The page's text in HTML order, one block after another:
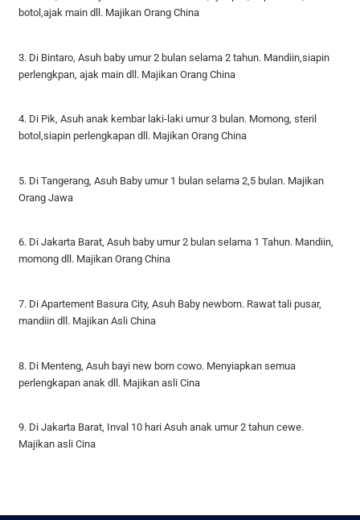
botol,ajak main dll. Majikan Orang China
3. Di Bintaro, Asuh baby umur 2 bulan selama 2 tahun. Mandiin,siapin
perlengkpan, ajak main dll. Majikan Orang China
4. Di Pik, Asuh anak kembar laki-laki umur 3 bulan. Momong, steril
botol,siapin perlengkapan dll. Majikan Orang China
5. Di Tangerang, Asuh Baby umur 1 bulan selama 2,5 bulan. Majikan
Orang Jawa
6. Di Jakarta Barat, Asuh baby umur 2 bulan selama 1 Tahun. Mandiin,
momong dll. Majikan Orang China
7. Di Apartement Basura City, Asuh Baby newborn. Rawat tali pusar,
mandiin dll. Majikan Asli China
8. Di Menteng, Asuh bayi new born cowo. Menyiapkan semua
perlengkapan anak dll. Majikan asli Cina
9. Di Jakarta Barat, Inval 10 hari Asuh anak umur 2 tahun cewe.
Majikan asli Cina